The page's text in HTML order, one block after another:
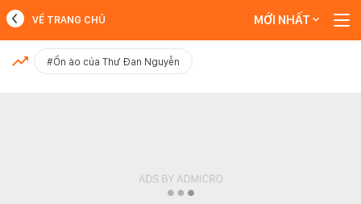
MỚI NHẤT
VỀ TRANG CHỦ MỚI NHẤT
#Ồn ào của Thư Đan Nguyễn